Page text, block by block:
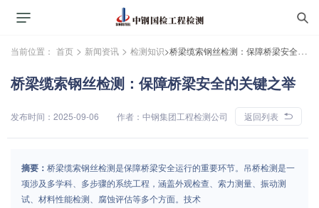
当前位置： 首页 > 新闻资讯 > 检测知识>桥梁缆索钢丝检测：保障桥梁安全的关键之举
桥梁缆索钢丝检测：保障桥梁安全的关键之举
发布时间：2025-09-06 作者：中钢集团工程检测公司 返回列表
摘要： 桥梁缆索钢丝检测是保障桥梁安全运行的重要环节。吊桥检测是一
项涉及多学科、多步骤的系统工程，涵盖外观检查、索力测量、振动测
试、材料性能检测、腐蚀评估等多个方面。技术